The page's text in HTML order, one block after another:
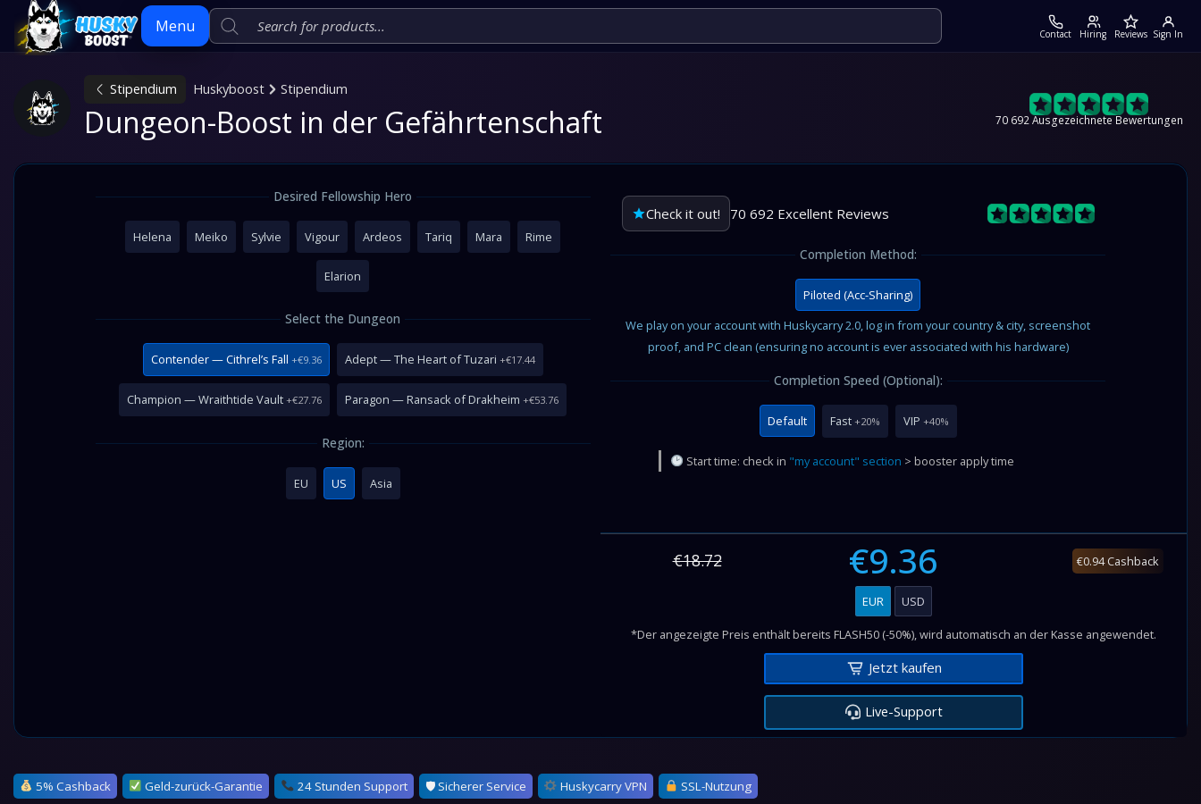
Menu Contact Hiring Reviews Sign In
Skip
Stipendium Huskyboost Stipendium
Dungeon-Boost in der Gefährtenschaft 70 692 Ausgezeichnete Bewertungen
Desired Fellowship Hero
Helena Meiko Sylvie Vigour Ardeos Tariq Mara Rime
Elarion
Select the Dungeon
Contender — Cithrel’s Fall +€9.36 Adept — The Heart of Tuzari +€17.44
Champion — Wraithtide Vault +€27.76 Paragon — Ransack of Drakheim +€53.76
Region:
EU US Asia
Check it out! 70 692 Excellent Reviews
Completion Method:
Piloted (Acc-Sharing)
We play on your account with Huskycarry 2.0, log in from your country & city, screenshot
proof, and PC clean (ensuring no account is ever associated with his hardware)
Completion Speed (Optional):
Default Fast+20% VIP +40%
Start time: check in "my account" section > booster apply time
€18.72 €9.36 €0.94 Cashback
EUR USD
*Der angezeigte Preis enthält bereits FLASH50 (-50%), wird automatisch an der Kasse angewendet.
Jetzt kaufen
Live-Support
5% Cashback Geld-zurück-Garantie 24 Stunden Support 🛡 Sicherer Service Huskycarry VPN SSL-Nutzung